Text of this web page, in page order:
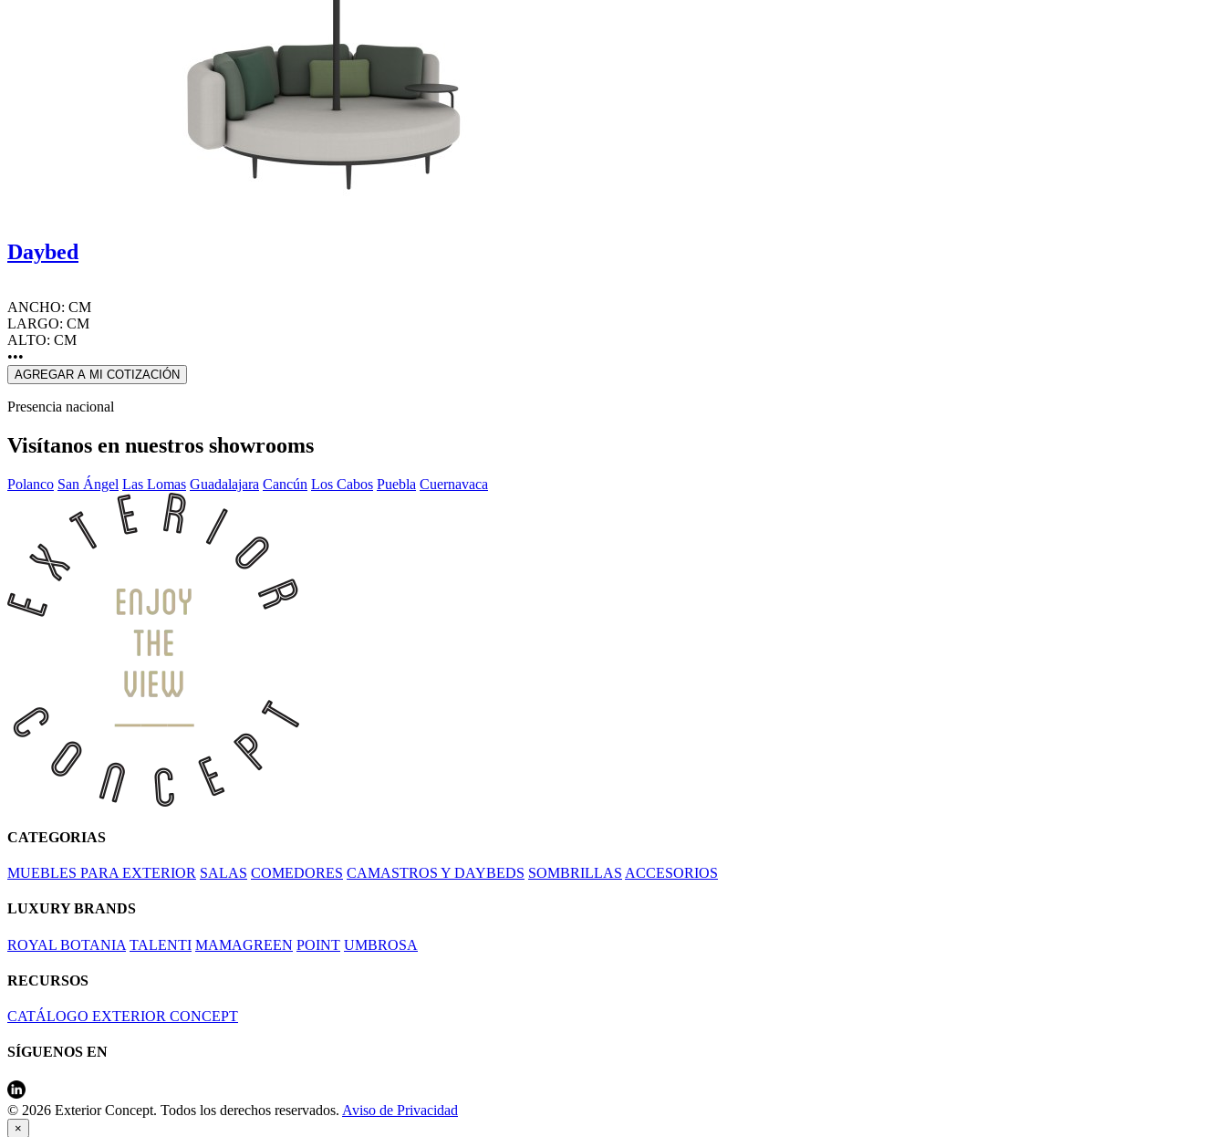
Daybed
ANCHO: CM
LARGO: CM
ALTO: CM
•••
AGREGAR A MI COTIZACIÓN
Presencia nacional
Visítanos en nuestros showrooms
Polanco San Ángel Las Lomas Guadalajara Cancún Los Cabos Puebla Cuernavaca
CATEGORIAS
MUEBLES PARA EXTERIOR SALAS COMEDORES CAMASTROS Y DAYBEDS SOMBRILLAS ACCESORIOS
LUXURY BRANDS
ROYAL BOTANIA TALENTI MAMAGREEN POINT UMBROSA
RECURSOS
CATÁLOGO EXTERIOR CONCEPT
SÍGUENOS EN
© 2026 Exterior Concept. Todos los derechos reservados. Aviso de Privacidad
×